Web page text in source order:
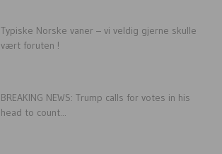
Typiske Norske vaner – vi veldig gjerne skulle
vært foruten !
BREAKING NEWS: Trump calls for votes in his
head to count...